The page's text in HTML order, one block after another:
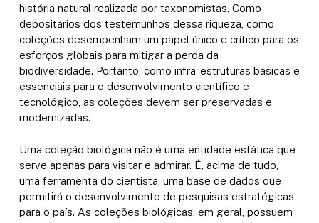
história natural realizada por taxonomistas. Como
depositários dos testemunhos dessa riqueza, como
coleções desempenham um papel único e crítico para os
esforços globais para mitigar a perda da
biodiversidade. Portanto, como infra-estruturas básicas e
essenciais para o desenvolvimento científico e
tecnológico, as coleções devem ser preservadas e
modernizadas.
Uma coleção biológica não é uma entidade estática que
serve apenas para visitar e admirar. É, acima de tudo,
uma ferramenta do cientista, uma base de dados que
permitirá o desenvolvimento de pesquisas estratégicas
para o país. As coleções biológicas, em geral, possuem